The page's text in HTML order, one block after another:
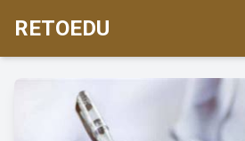
RETOEDU